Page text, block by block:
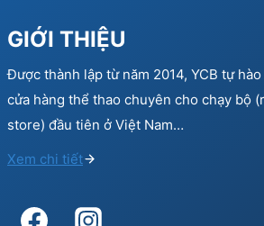
GIỚI THIỆU
Được thành lập từ năm 2014, YCB tự
cửa hàng thể thao chuyên cho chạy bộ
store) đầu tiên ở Việt Nam…
Xem chi tiết